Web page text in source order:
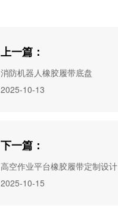
上一篇：
消防机器人橡胶履带底盘
2025-10-13
下一篇：
高空作业平台橡胶履带定制设计
2025-10-15